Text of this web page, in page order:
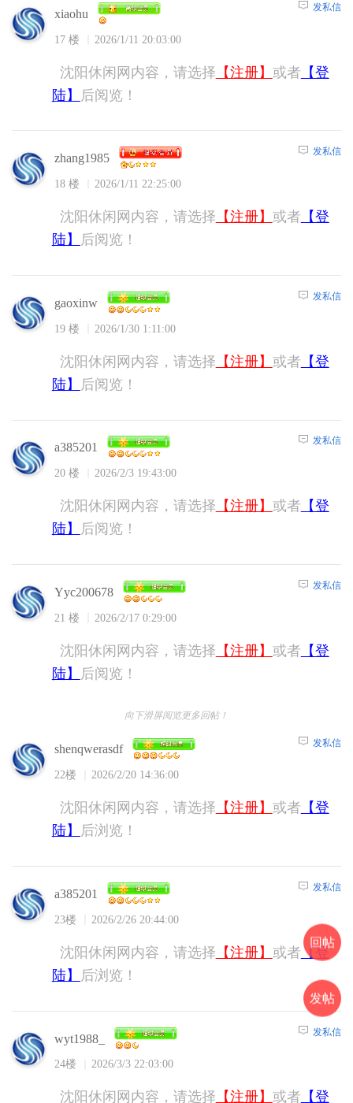
xiaohu
17 楼 2026/1/11 20:03:00
发私信
沈阳休闲网内容，请选择 【注册】 或者 【登
陆】
后阅览！
zhang1985
18 楼 2026/1/11 22:25:00
发私信
沈阳休闲网内容，请选择 【注册】 或者 【登
陆】
后阅览！
gaoxinw
19 楼 2026/1/30 1:11:00
发私信
沈阳休闲网内容，请选择 【注册】 或者 【登
陆】
后阅览！
a385201
20 楼 2026/2/3 19:43:00
发私信
沈阳休闲网内容，请选择 【注册】 或者 【登
陆】
后阅览！
Yyc200678
21 楼 2026/2/17 0:29:00
发私信
沈阳休闲网内容，请选择 【注册】 或者 【登
陆】
后阅览！
向下滑屏阅览更多回帖！
shenqwerasdf
22楼 2026/2/20 14:36:00
发私信
沈阳休闲网内容，请选择 【注册】 或者 【登
陆】
后浏览！
a385201
23楼 2026/2/26 20:44:00
发私信
沈阳休闲网内容，请选择 【注册】 或者 【登
陆】
后浏览！
wyt1988_
24楼 2026/3/3 22:03:00
发私信
沈阳休闲网内容，请选择 【注册】 或者 【登
回帖
发帖